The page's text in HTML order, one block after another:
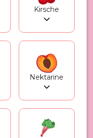
Kirsche
Nektarine